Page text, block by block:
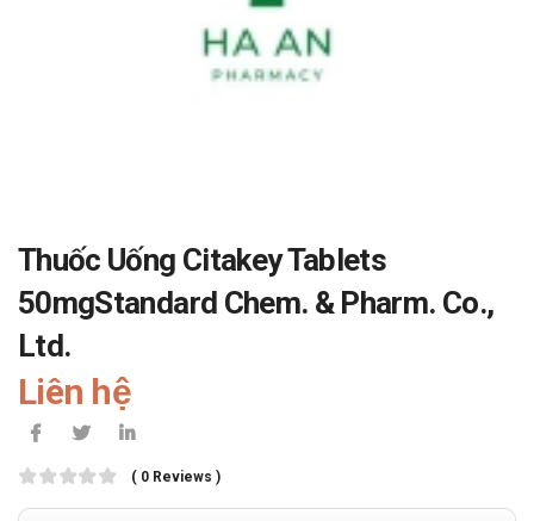
Thuốc Uống Citakey Tablets
50mgStandard Chem. & Pharm. Co.,
Ltd.
Liên hệ
( 0 Reviews )